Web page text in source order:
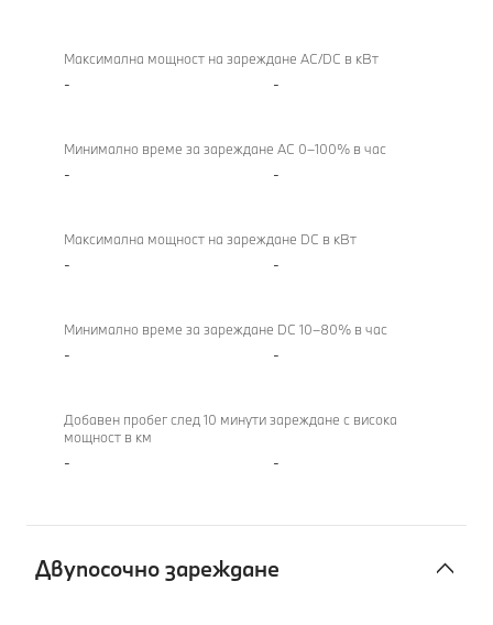
Максимална мощност на зареждане AC/DC в кВт
- -
Минимално време за зареждане AC 0–100% в час
- -
Максимална мощност на зареждане DC в кВт
- -
Минимално време за зареждане DC 10–80% в час
- -
Добавен пробег след 10 минути зареждане с висока
мощност в км
- -
Двупосочно зареждане